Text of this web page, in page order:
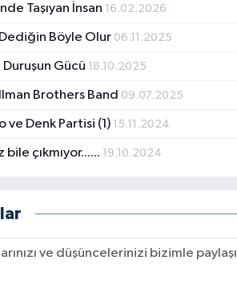
Taşıyan İnsan 16.02.2026
Böyle Olur 06.11.2025
Duruşun Gücü 18.10.2025
Brothers Band 09.07.2025
ve Denk Partisi (1) 15.11.2024
bile çıkmıyor...... 19.10.2024